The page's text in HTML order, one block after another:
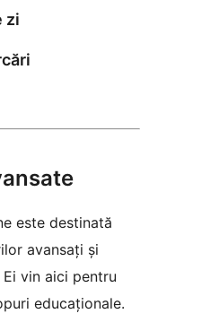
zi
este destinată
avansați și
vin aici pentru
educaționale.